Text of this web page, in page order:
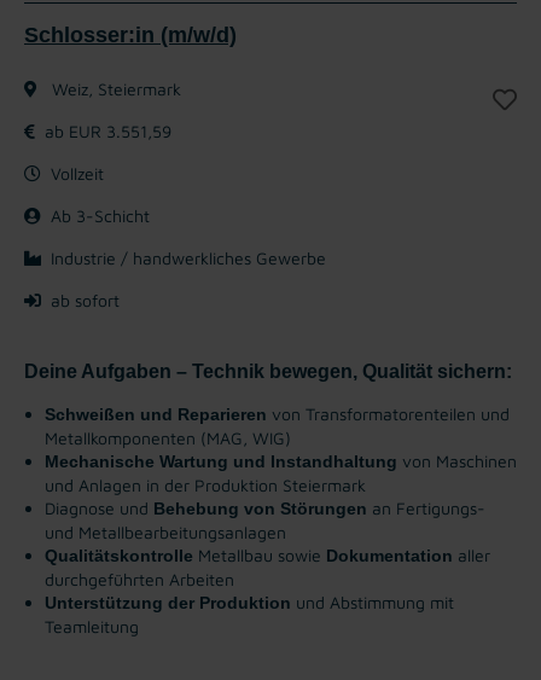
Schlosser:in (m/w/d)
Weiz, Steiermark
ab EUR 3.551,59
Vollzeit
Ab 3-Schicht
Industrie / handwerkliches Gewerbe
ab sofort
Deine Aufgaben – Technik bewegen, Qualität sichern:
Schweißen und Reparieren von Transformatorenteilen und
Metallkomponenten (MAG, WIG)
Mechanische Wartung und Instandhaltung von Maschinen
und Anlagen in der Produktion Steiermark
Diagnose und Behebung von Störungen an Fertigungs-
und Metallbearbeitungsanlagen
Qualitätskontrolle Metallbau sowie Dokumentation aller
durchgeführten Arbeiten
Unterstützung der Produktion und Abstimmung mit
Teamleitung